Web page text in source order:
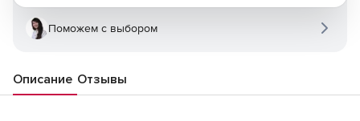
Поможем с выбором
Описание Отзывы